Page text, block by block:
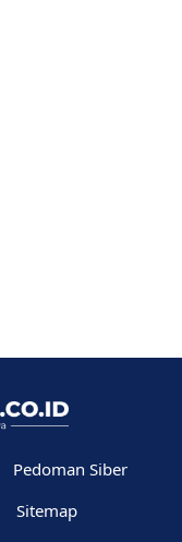
Pedoman Siber
Sitemap